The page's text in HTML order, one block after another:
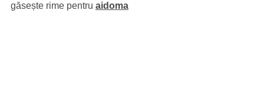
găsește rime pentru aidoma